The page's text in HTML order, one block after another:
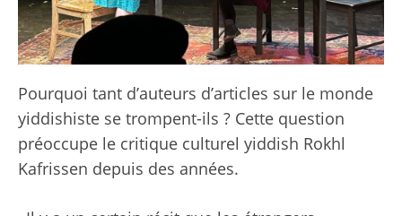
Pourquoi tant d’auteurs d’articles sur le monde
yiddishiste se trompent-ils ? Cette question
préoccupe le critique culturel yiddish Rokhl
Kafrissen depuis des années.